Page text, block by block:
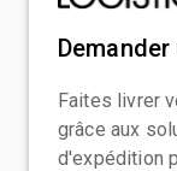
Faites livrer
grâce aux
d'expédition